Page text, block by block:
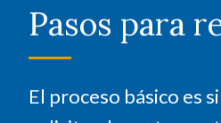
Pasos para
El proceso básico es